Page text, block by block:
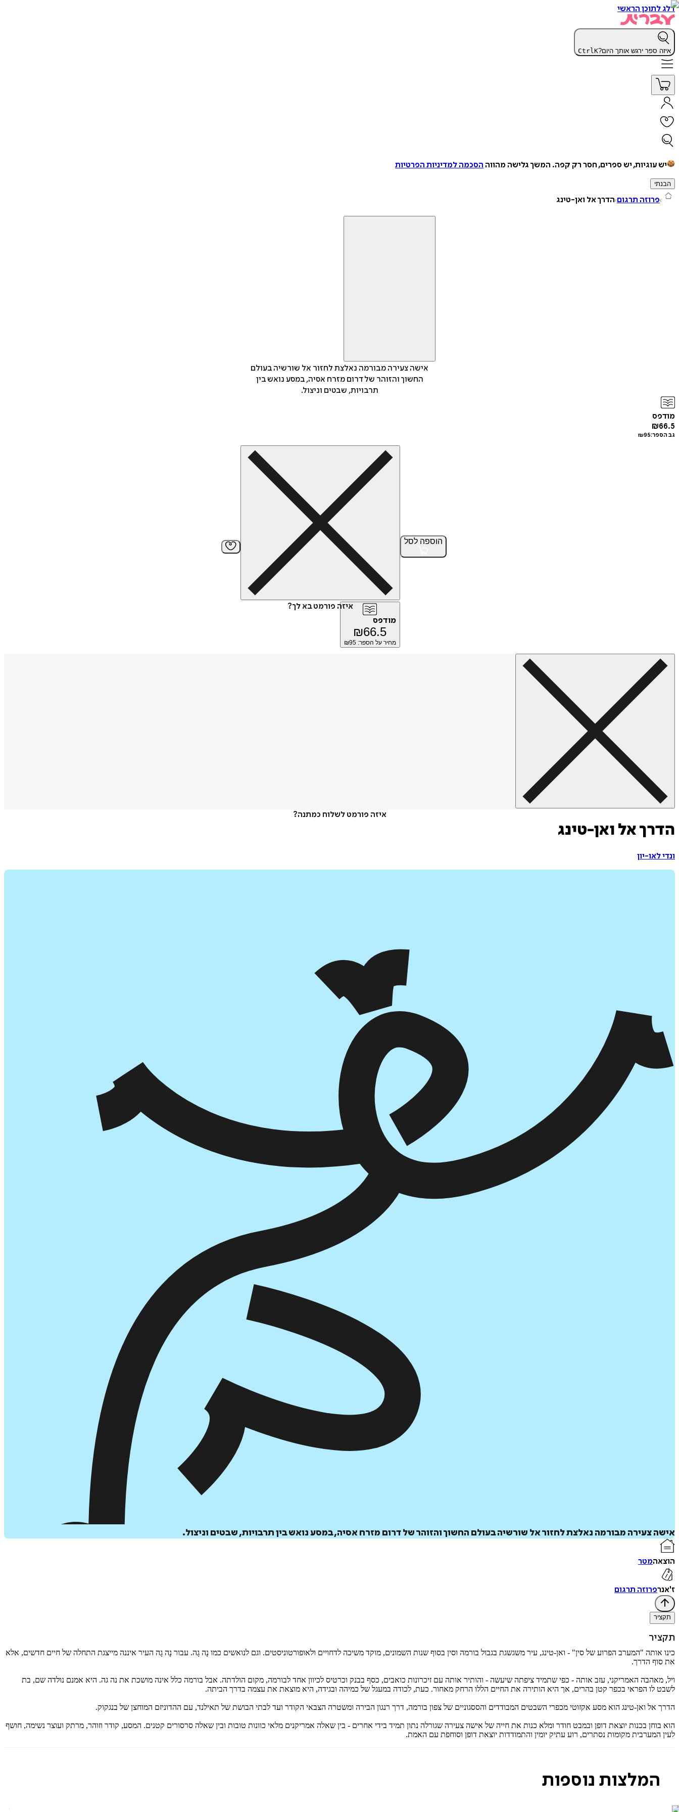
דלג לתוכן הראשי
איזה ספר ירגש אותך היום? CtrlK
יש עוגיות, יש ספרים, חסר רק קפה. המשך גלישה מהווה הסכמה למדיניות הפרטיות
הבנתי
פרוזה תרגום הדרך אל ואן-טינג
אישה צעירה מבורמה נאלצת לחזור אל שורשיה בעולם
החשוך והזוהר של דרום מזרח אסיה, במסע נואש בין
תרבויות, שבטים וניצול.
מודפס
₪66.5
גב הספר: ₪95
הוספה לסל
איזה פורמט בא לך?
מודפס
₪66.5
מחיר על הספר: ₪95
איזה פורמט לשלוח כמתנה?
הוספה
איזה פורמט בא לך?
מודפס
66.5
מחיר על הספר: ₪
הדרך אל ואן-טינג
ונדי לאו-יון
אישה צעירה מבורמה נאלצת לחזור אל שורשיה בעולם החשוך והזוהר של דרום מזרח אסיה, במסע נואש בין תרבויות, שבטים וניצול.
הוצאהמטר
ז'אנרפרוזה תרגום
תקציר
תקציר
כינו אותה "המערב הפרוע של סין" - ואן-טינג, עיר משגשגת בגבול בורמה וסין בסוף שנות השמונים, מוקד משיכה לדחויים ולאופורטוניסטים. וגם לנואשים כמו נָה גָה. עבור נָה גָה העיר איננה מייצגת התחלה של חיים חדשים, אלא
את סוף הדרך.
ויל, מאהבה האמריקני, עזב אותה - כפי שתמיד ציפתה שיעשה - והותיר אותה עם זיכרונות כואבים, כסף בבנק וכרטיס לכיוון אחד לבורמה, מקום הולדתה. אבל בורמה כלל אינה מושכת את נה גה. היא אמנם נולדה שם, בת
לשבט לו הפראי בכפר קטן בהרים, אך היא הותירה את החיים הללו הרחק מאחור. כעת, לכודה במעגל של כמיהה ובגידה, היא מוצאת את עצמה בדרך הביתה.
הדרך אל ואן-טינג הוא מסע אקזוטי מכפרי השבטים המבודדים והססגוניים של צפון בורמה, דרך רנגון הבירה ומשטרה הצבאי הקודר ועד לבתי הבושת של תאילנד, עם ההדוניזם המוחצן של בנגקוק.
הוא בוחן בכנות יוצאת דופן ובמבט חודר ומלא כנות את חייה של אישה צעירה שגורלה נתון תמיד בידי אחרים - בין שאלה אמריקנים מלאי כוונות טובות ובין שאלה סרסורים קטנים. המסע, קודר וזוהר, מרתק ועוצר נשימה, חושף
לעין המערבית מקומות נסתרים, רוע עתיק יומין והתמודדות יוצאת דופן וסוחפת עם האמת.
המלצות נוספות